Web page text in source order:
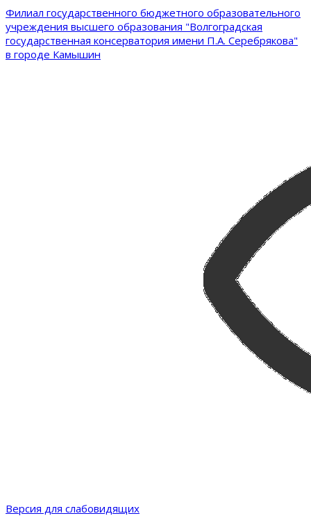
Филиал государственного бюджетного образовательного
учреждения высшего образования "Волгоградская
государственная консерватория имени П.А. Серебрякова"
в городе Камышин
Версия для слабовидящих